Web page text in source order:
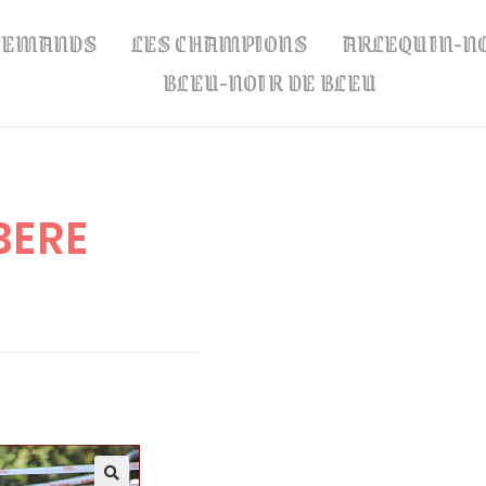
LES CHAMPIONS
ARLEQUIN-
BLEU-NOIR DE BLEU